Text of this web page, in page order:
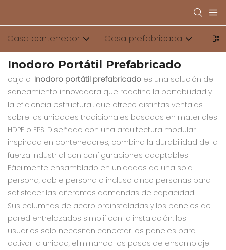
Casa contenedor Casa prefabricada
Inodoro Portátil Prefabricado
caja c ‌ Inodoro portátil prefabricado‌ es una solución de
saneamiento innovadora que redefine la portabilidad y
la eficiencia estructural, que ofrece distintas ventajas
sobre las unidades tradicionales basadas en materiales
HDPE o EPS‌. Diseñado con una arquitectura modular
inspirada en contenedores, combina la durabilidad de la
fuerza industrial con configuraciones adaptables—
Fácilmente ensamblado en unidades de una sola
persona, doble persona o incluso cinco personas para
satisfacer las diferentes demandas de capacidad‌.
Sus columnas de acero preinstaladas y los paneles de
pared entrelazados simplifican la instalación: los
usuarios solo necesitan conectar los paneles para
activar la unidad, eliminando los pasos de ensamblaje